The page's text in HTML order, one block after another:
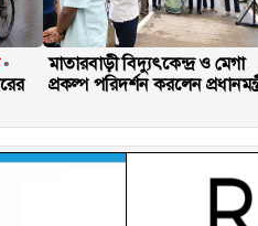
মাতারবাড়ী বিদ্যুৎকেন্দ্র ও মেগা
প্রকল্প পরিদর্শন করলেন